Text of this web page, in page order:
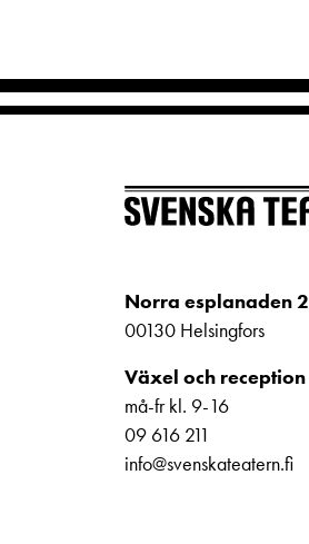
Norra esplanaden 2
00130 Helsingfors
Växel och reception
må-fr kl. 9-16
09 616 211
info@svenskateatern.fi